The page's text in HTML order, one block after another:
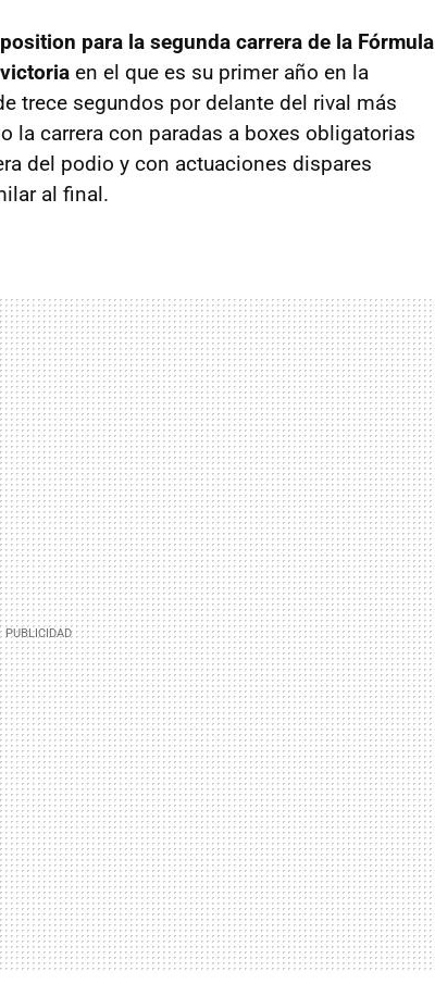
para la segunda carrera de la Fórmula
en el que es su primer año en la
trece segundos por delante del rival más
la carrera con paradas a boxes obligatorias
del podio y con actuaciones dispares
al final.